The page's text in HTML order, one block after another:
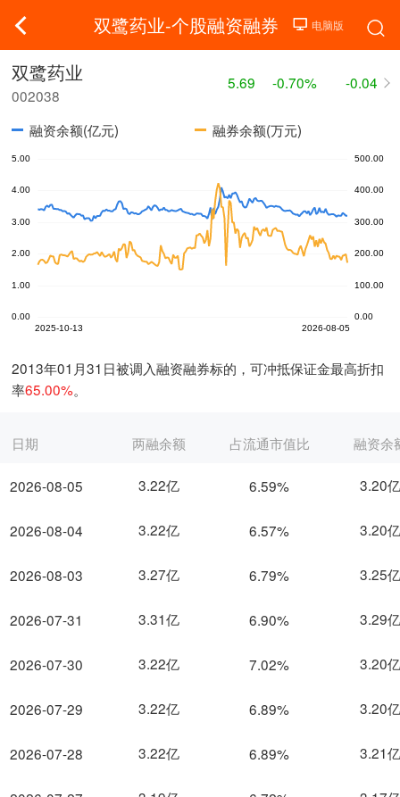
双鹭药业-个股融资融券
双鹭药业
002038
5.69 -0.70% -0.04
融资余额(亿元) 融券余额(万元)
2013年01月31日被调入融资融券标的，可冲抵保证金最高折扣
率65.00%。
日期
2026-08-05
2026-08-04
2026-08-03
2026-07-31
2026-07-30
2026-07-29
2026-07-28
两融余额 占流通市值比 融资余
3.22亿 6.59% 3.20亿
3.22亿 6.57% 3.20亿
3.27亿 6.79% 3.25亿
3.31亿 6.90% 3.29亿
3.22亿 7.02% 3.20亿
3.22亿 6.89% 3.20亿
3.22亿 6.89% 3.21亿